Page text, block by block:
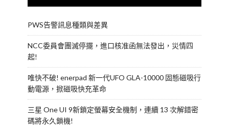
PWS告警訊息種類與差異
NCC委員會團滅停擺，進口核准函無法發出，災情四
起!
唯快不破! enerpad 新一代UFO GLA-10000 固態磁吸行
動電源，掀磁吸快充革命
三星 One UI 9新鎖定螢幕安全機制，連續 13 次解錯密
碼將永久鎖機!